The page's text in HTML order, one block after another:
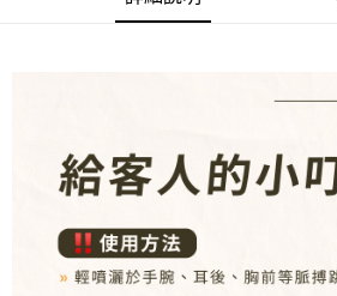
３．安心：先確認商品／服務後，再付款。
ATM／網路銀行／等多元方式進行付款，方視為
※ 請注意：結帳手續完成當下不需立刻繳費，但
購買商品的店家。未經商家同意取消之訂單仍視
※ 交易是否成功請以「AFTEE先享後付 」之結
是否繳費成功／繳費後需取消欲退款等相關疑問
客戶支援中心」https://
7-11取貨付款
每筆NT$80，滿NT$1,000(含以上)免運費
付款後7-11取貨
每筆NT$80，滿NT$1,000(含以上)免運費